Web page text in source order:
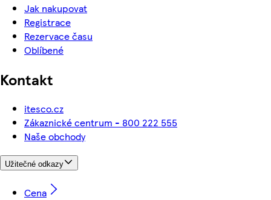
Jak nakupovat
Registrace
Rezervace času
Oblíbené
Kontakt
itesco.cz
Zákaznické centrum - 800 222 555
Naše obchody
Užitečné odkazy
Cena